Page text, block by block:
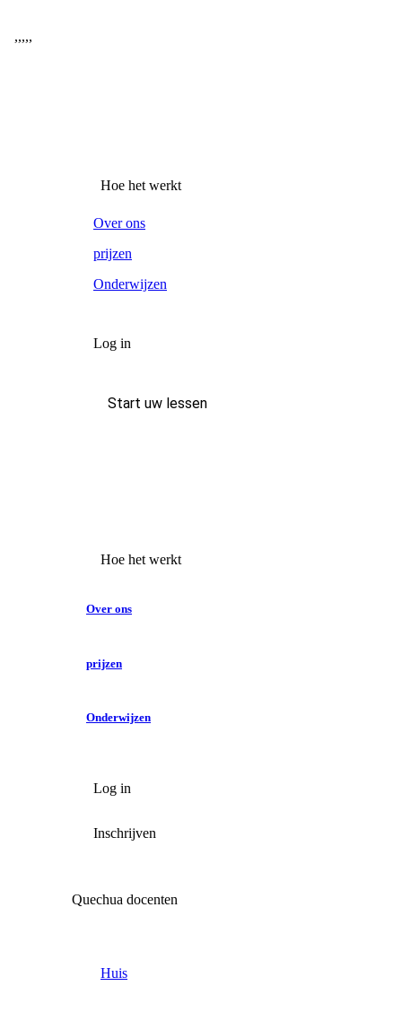
,,,,,
Hoe het werkt
Over ons
prijzen
Onderwijzen
Log in
Start uw lessen
Hoe het werkt
Over ons
prijzen
Onderwijzen
Log in
Inschrijven
Quechua docenten
Huis